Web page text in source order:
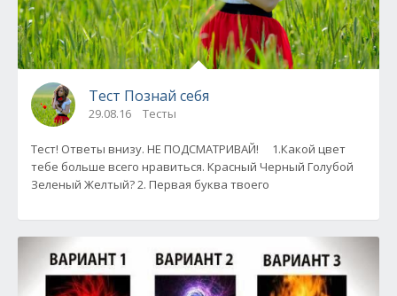
Тест Познай себя
29.08.16 Тесты
Тест! Ответы внизу. НЕ ПОДСМАТРИВАЙ! 1.Какой цвет
тебе больше всего нравиться. Красный Черный Голубой
Зеленый Желтый? 2. Первая буква твоего